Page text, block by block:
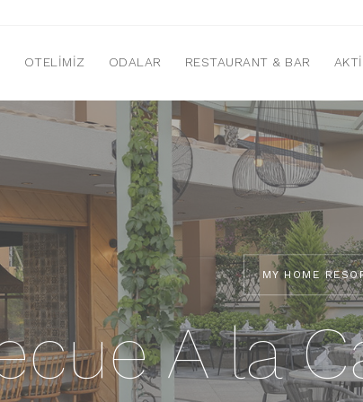
OTELIMIZ ODALAR RESTAURANT & BAR
MY HOME
A la